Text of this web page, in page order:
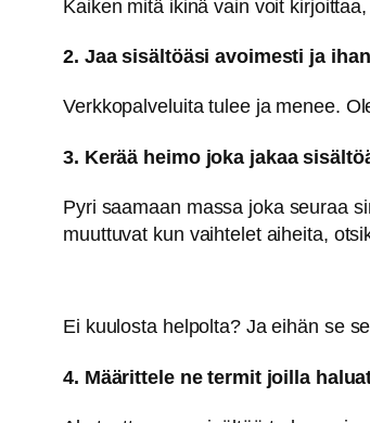
Kaiken mitä ikinä vain voit
2. Jaa sisältöäsi avoimesti ja
Verkkopalveluita tulee ja menee.
3. Kerää heimo joka jakaa
Pyri saamaan massa joka seuraa
muuttuvat kun vaihtelet aiheita,
Ei kuulosta helpolta? Ja eihän se
4. Määrittele ne termit joilla